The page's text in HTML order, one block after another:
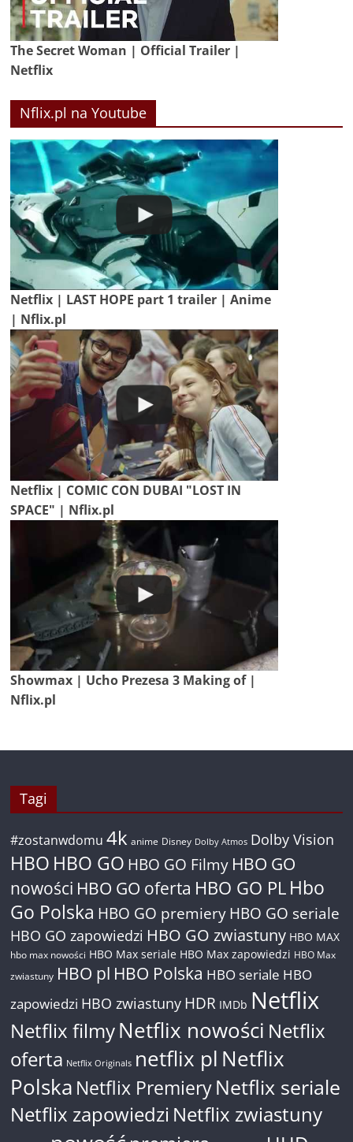
The Secret Woman | Official Trailer |
Netflix
Nflix.pl na Youtube
Netflix | LAST HOPE part 1 trailer | Anime
| Nflix.pl
Netflix | COMIC CON DUBAI "LOST IN
SPACE" | Nflix.pl
Showmax | Ucho Prezesa 3 Making of |
Nflix.pl
Tagi
#zostanwdomu 4k anime Disney Dolby Atmos Dolby Vision
HBO HBO GO HBO GO Filmy HBO GO
nowości HBO GO oferta HBO GO PL Hbo
Go Polska HBO GO premiery HBO GO seriale
HBO GO zapowiedzi HBO GO zwiastuny HBO MAX
hbo max nowości HBO Max seriale HBO Max zapowiedzi HBO Max
zwiastuny HBO pl HBO Polska HBO seriale HBO
zapowiedzi HBO zwiastuny HDR IMDb Netflix
Netflix filmyNetflix nowości Netflix
oferta Netflix Originals netflix pl Netflix
Polska Netflix PremieryNetflix seriale
Netflix zapowiedzi Netflix zwiastuny